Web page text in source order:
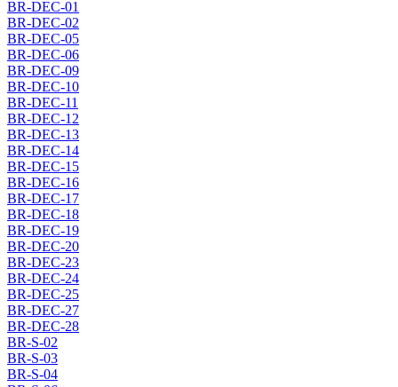
BR-DEC-01
BR-DEC-02
BR-DEC-05
BR-DEC-06
BR-DEC-09
BR-DEC-10
BR-DEC-11
BR-DEC-12
BR-DEC-13
BR-DEC-14
BR-DEC-15
BR-DEC-16
BR-DEC-17
BR-DEC-18
BR-DEC-19
BR-DEC-20
BR-DEC-23
BR-DEC-24
BR-DEC-25
BR-DEC-27
BR-DEC-28
BR-S-02
BR-S-03
BR-S-04